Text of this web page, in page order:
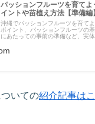
パッションフルーツを育て
イントや苗植え方法【準備編】
沖縄でパッションフルーツを育て
ポイント、パッションフルーツの
にあたっての事前の準備など、実
いての紹介記事は